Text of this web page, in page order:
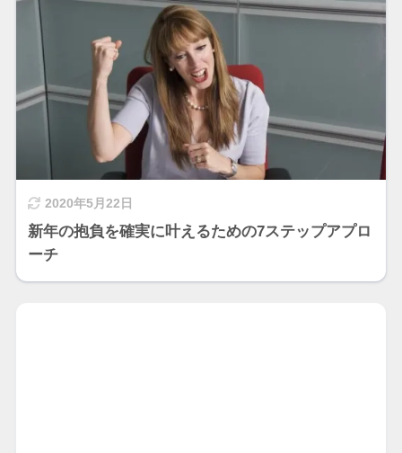
2020年5月22日
新年の抱負を確実に叶えるための7ステップアプロ
ーチ